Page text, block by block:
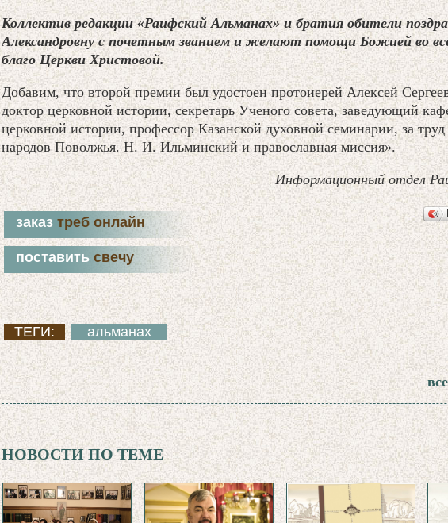
Коллектив редакции «Раифский Альманах» и братия обители
Александровну с почетным званием и желают помощи Божией во
благо Церкви Христовой.
Добавим, что второй премии был удостоен протоиерей Алексей
доктор церковной истории, секретарь Ученого совета, заведующий
церковной истории, профессор Казанской духовной семинарии, за
народов Поволжья. Н. И. Ильминский и православная миссия».
Информационный отдел
заказ треб онлайн
поставить свечу
ТЕГИ: альманах
НОВОСТИ ПО ТЕМЕ